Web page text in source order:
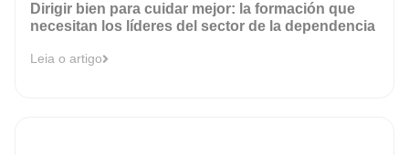
Dirigir bien para cuidar mejor: la formación que
necesitan los líderes del sector de la dependencia
Leia o artigo